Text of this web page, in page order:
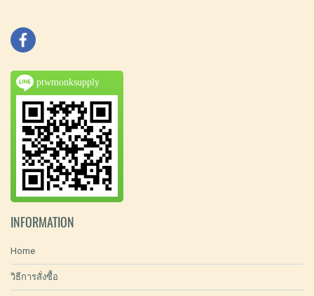
ptwmonksupply
INFORMATION
Home
วิธีการสั่งซื้อ